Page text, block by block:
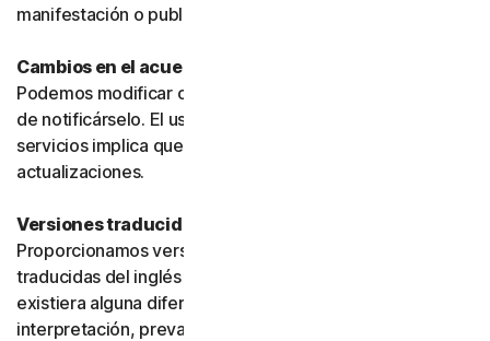
manifestación o publicidad relacionada con ellos.
Cambios en el acuerdo
Podemos modificar o actualizar el acuerdo sin necesidad
de notificárselo. El uso continuado de los productos o
servicios implica que usted acepta dichos cambios o
actualizaciones.
Versiones traducidas
Proporcionamos versiones de estas condiciones
traducidas del inglés únicamente para su comodidad. Si
existiera alguna diferencia de significado o
interpretación, prevalecerá la versión en inglés.